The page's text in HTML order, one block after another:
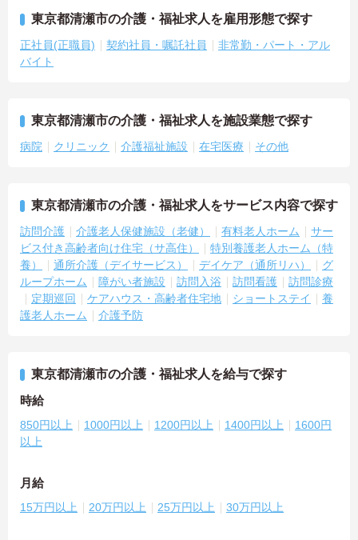
東京都清瀬市の介護・福祉求人を雇用形態で探す
正社員(正職員) 契約社員・嘱託社員
非常勤・パート・アル
バイト
東京都清瀬市の介護・福祉求人を施設業態で探す
病院 クリニック 介護福祉施設 在宅医療 その他
東京都清瀬市の介護・福祉求人をサービス内容で探す
訪問介護 介護老人保健施設（老健） 有料老人ホーム
サー
ビス付き高齢者向け住宅（サ高住）
特別養護老人ホーム（特
養）
通所介護（デイサービス） デイケア（通所リハ）
グ
ループホーム
障がい者施設 訪問入浴 訪問看護
訪問診療
定期巡回
ケアハウス・高齢者住宅地 ショートステイ
養
護老人ホーム
介護予防
東京都清瀬市の介護・福祉求人を給与で探す
時給
850円以上 1000円以上 1200円以上 1400円以上
1600円
以上
月給
15万円以上 20万円以上 25万円以上 30万円以上